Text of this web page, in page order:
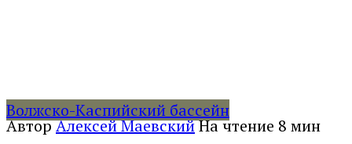
Волжско-Каспийский бассейн
АвторАлексей МаевскийНа чтение 8 мин